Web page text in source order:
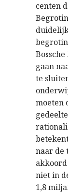
centen
gaan
te
moeten
naar de
niet in
1,8